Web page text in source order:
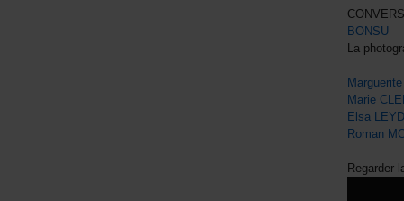
BONSU
La
Marie
Elsa
Roman
Regarder